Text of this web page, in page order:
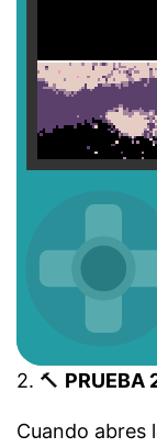
2. 🔨
Cuando abres